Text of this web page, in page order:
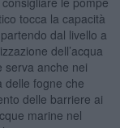
tocca la capacità
dal livello a
dell’acqua
serva anche nei
delle fogne che
delle barriere ai
marine nel